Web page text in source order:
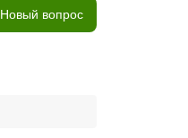
Новый вопрос